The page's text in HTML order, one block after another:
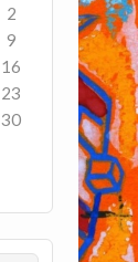
2
9
16
23
30